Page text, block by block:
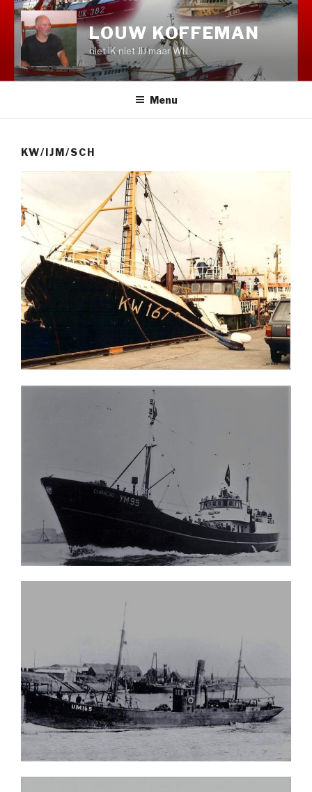
Naar
inhoud
springen
LOUW KOFFEMAN
niet IK niet JIJ maar WIJ
Menu
KW/IJM/SCH